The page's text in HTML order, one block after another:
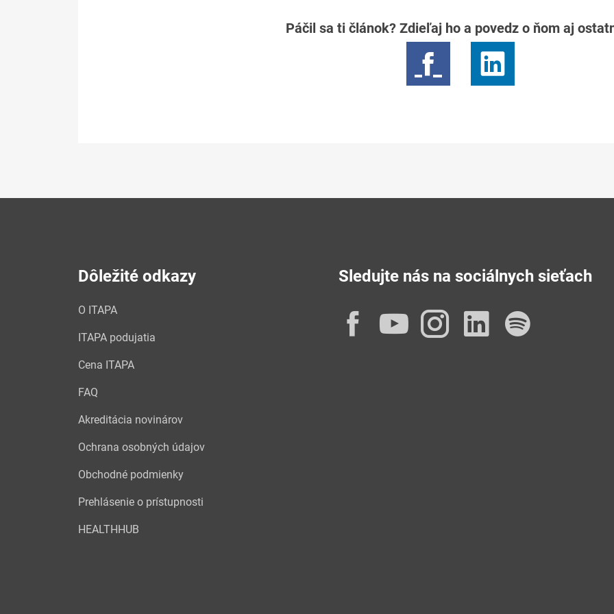
Páčil sa ti článok? Zdieľaj ho a povedz o ňom aj
Dôležité odkazy
O ITAPA
ITAPA podujatia
Cena ITAPA
FAQ
Akreditácia novinárov
Ochrana osobných údajov
Obchodné podmienky
Prehlásenie o prístupnosti
HEALTHHUB
Sledujte nás na sociálnych sieťach
Facebook
YouTube
Instagram
LinkedIn